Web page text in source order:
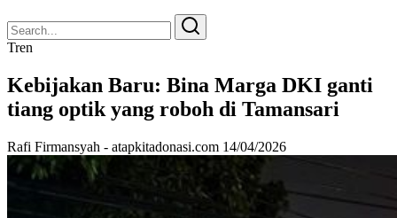
Search
for:
Search
Tren
Kebijakan Baru: Bina Marga DKI ganti
tiang optik yang roboh di Tamansari
Rafi Firmansyah - atapkitadonasi.com 14/04/2026